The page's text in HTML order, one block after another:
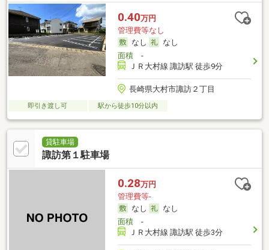
0.40万円
管理費等なし
なし
なし
面積-
ＪＲ大村線 諏訪駅 徒歩9分
長崎県大村市諏訪２丁目
即引き渡し可 駅から徒歩10分以内
貸駐車場
諏訪第１駐車場
0.28万円
管理費等-
なし
なし
面積-
ＪＲ大村線 諏訪駅 徒歩3分